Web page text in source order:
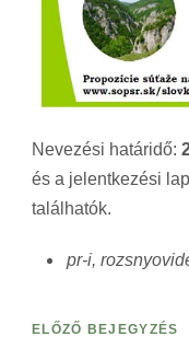
Nevezési határidő:
és a jelentkezési lap
találhatók.
pr-i,
ELŐZŐ BEJEGYZÉS